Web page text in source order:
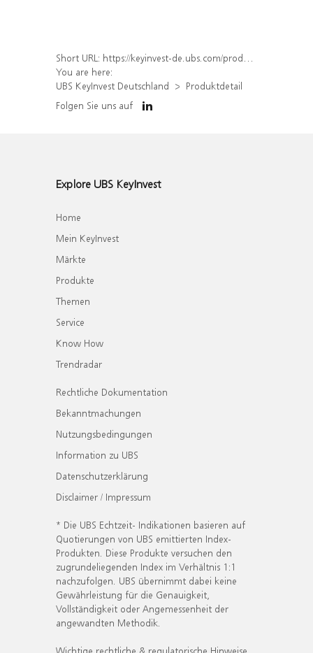
Short URL: https://keyinvest-de.ubs.com/produkt/detail/index/isin/DE000WA71UC4
You are here:
UBS KeyInvest Deutschland
Produktdetail
Folgen Sie uns auf
Explore UBS KeyInvest
Home
Mein KeyInvest
Märkte
Produkte
Themen
Service
Know How
Trendradar
Rechtliche Dokumentation
Bekanntmachungen
Nutzungsbedingungen
Information zu UBS
Datenschutzerklärung
Disclaimer / Impressum
* Die UBS Echtzeit- Indikationen basieren auf
Quotierungen von UBS emittierten Index-
Produkten. Diese Produkte versuchen den
zugrundeliegenden Index im Verhältnis 1:1
nachzufolgen. UBS übernimmt dabei keine
Gewährleistung für die Genauigkeit,
Vollständigkeit oder Angemessenheit der
angewandten Methodik.